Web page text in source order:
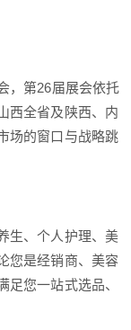
，第26届展会依托
西全省及陕西、内
场的窗口与战略跳
生、个人护理、美
您是经销商、美容
足您一站式选品、